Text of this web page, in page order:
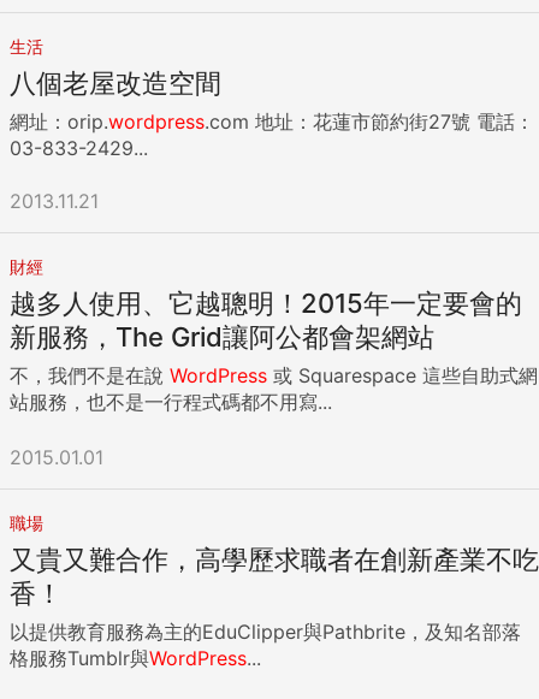
生活
八個老屋改造空間
網址：orip.wordpress.com 地址：花蓮市節約街27號 電話：
03-833-2429...
2013.11.21
財經
越多人使用、它越聰明！2015年一定要會的
新服務，The Grid讓阿公都會架網站
不，我們不是在說 WordPress 或 Squarespace 這些自助式網
站服務，也不是一行程式碼都不用寫...
2015.01.01
職場
又貴又難合作，高學歷求職者在創新產業不吃
香！
以提供教育服務為主的EduClipper與Pathbrite，及知名部落
格服務Tumblr與WordPress...